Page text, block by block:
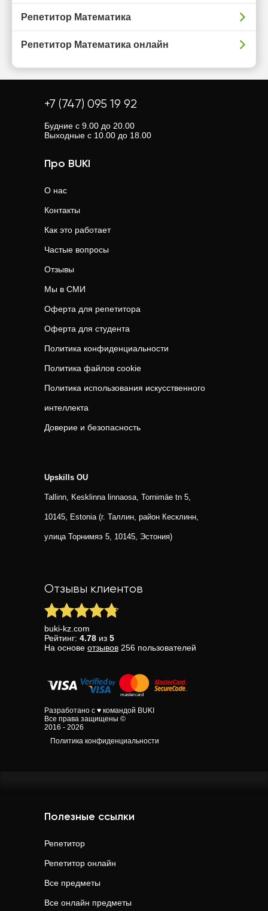
Репетитор Математика
Репетитор Математика онлайн
+7 (747) 095 19 92
Будние с 9.00 до 20.00
Выходные с 10.00 до 18.00
Про BUKI
О нас
Контакты
Как это работает
Частые вопросы
Отзывы
Мы в СМИ
Оферта для репетитора
Оферта для студента
Политика конфиденциальности
Политика файлов cookie
Политика использования искусственного
интеллекта
Доверие и безопасность
Upskills OU
Tallinn, Kesklinna linnaosa, Tornimäe tn 5,
10145, Estonia (г. Таллин, район Кесклинн,
улица Торнимяэ 5, 10145, Эстония)
Отзывы клиентов
buki-kz.com
Рейтинг: 4.78 из 5
На основе отзывов 256 пользователей
Разработано с ♥ командой BUKI
Все права защищены ©
2016 - 2026
Политика конфиденциальности
Полезные ссылки
Репетитор
Репетитор онлайн
Все предметы
Все онлайн предметы